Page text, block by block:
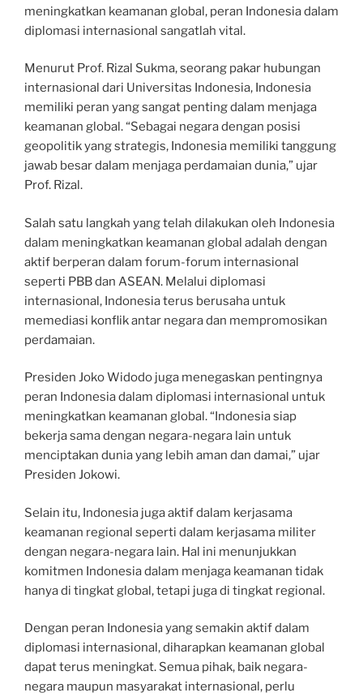
meningkatkan keamanan global, peran Indonesia dalam
diplomasi internasional sangatlah vital.
Menurut Prof. Rizal Sukma, seorang pakar hubungan
internasional dari Universitas Indonesia, Indonesia
memiliki peran yang sangat penting dalam menjaga
keamanan global. “Sebagai negara dengan posisi
geopolitik yang strategis, Indonesia memiliki tanggung
jawab besar dalam menjaga perdamaian dunia,” ujar
Prof. Rizal.
Salah satu langkah yang telah dilakukan oleh Indonesia
dalam meningkatkan keamanan global adalah dengan
aktif berperan dalam forum-forum internasional
seperti PBB dan ASEAN. Melalui diplomasi
internasional, Indonesia terus berusaha untuk
memediasi konflik antar negara dan mempromosikan
perdamaian.
Presiden Joko Widodo juga menegaskan pentingnya
peran Indonesia dalam diplomasi internasional untuk
meningkatkan keamanan global. “Indonesia siap
bekerja sama dengan negara-negara lain untuk
menciptakan dunia yang lebih aman dan damai,” ujar
Presiden Jokowi.
Selain itu, Indonesia juga aktif dalam kerjasama
keamanan regional seperti dalam kerjasama militer
dengan negara-negara lain. Hal ini menunjukkan
komitmen Indonesia dalam menjaga keamanan tidak
hanya di tingkat global, tetapi juga di tingkat regional.
Dengan peran Indonesia yang semakin aktif dalam
diplomasi internasional, diharapkan keamanan global
dapat terus meningkat. Semua pihak, baik negara-
negara maupun masyarakat internasional, perlu